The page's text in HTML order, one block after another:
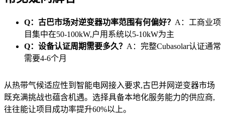
Q：古巴市场对逆变器功率范围有何偏好？ A：工商业项
目集中在50-100kW,户用系统以5-10kW为主
Q：设备认证周期需要多久？ A：完整Cubasolar认证通常
需要4-6个月
从热带气候适应性到智能电网接入要求,古巴并网逆变器市场
既充满挑战也蕴含机遇。选择具备本地化服务能力的供应商,
往往能让项目成功率提升60%以上。